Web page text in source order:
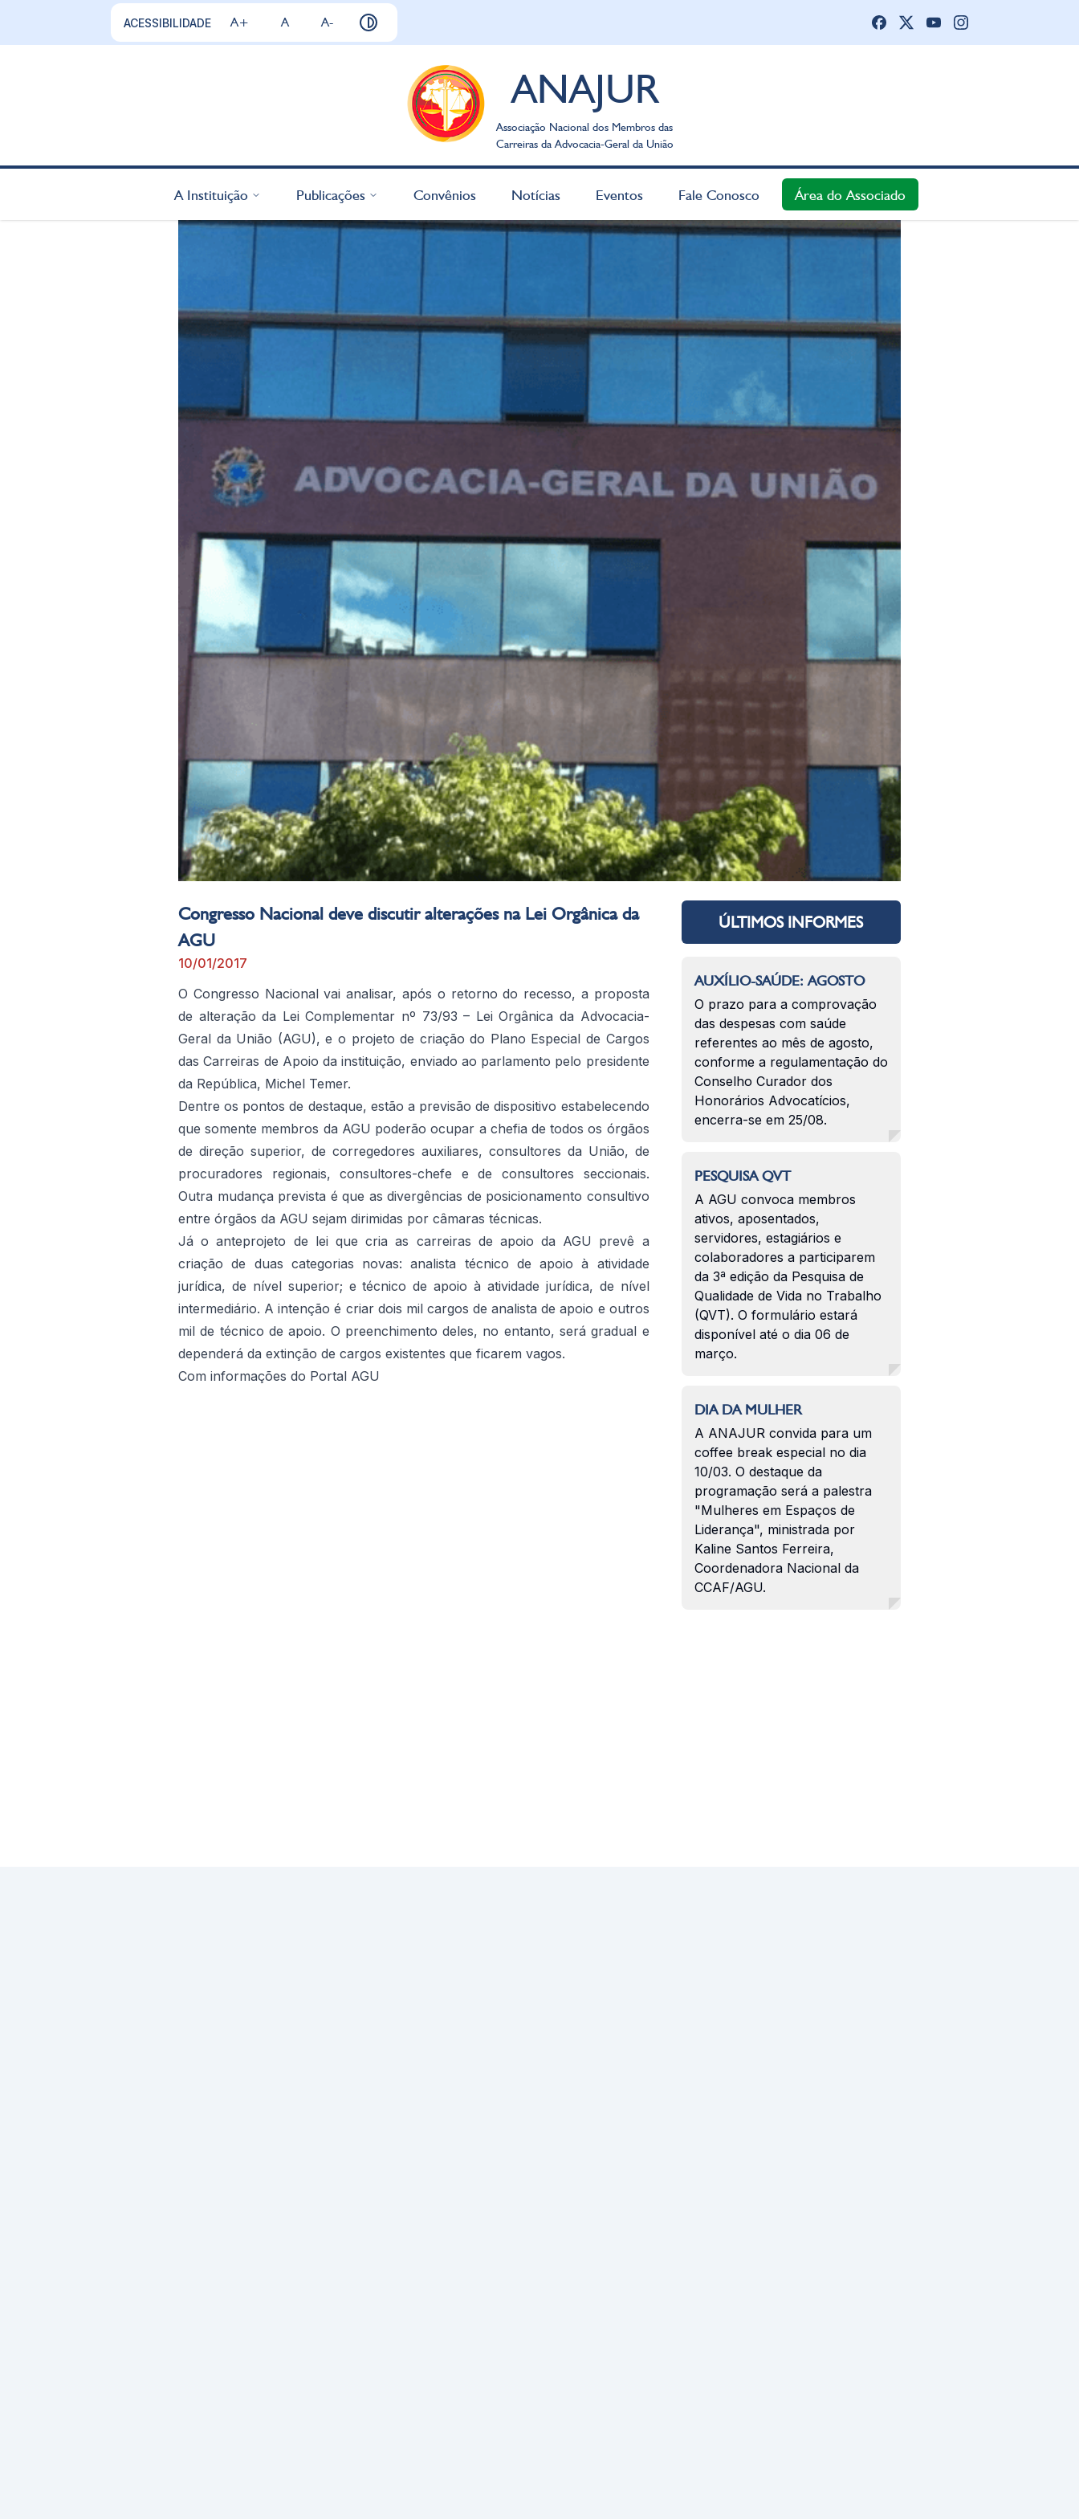
ACESSIBILIDADE A+ A A-
ANAJUR
Associação Nacional dos Membros das
Carreiras da Advocacia-Geral da União
A Instituição Publicações Convênios Notícias Eventos Fale Conosco Área do Associado
Congresso Nacional deve discutir alterações na Lei Orgânica da
AGU
10/01/2017
O Congresso Nacional vai analisar, após o retorno do recesso, a proposta
de alteração da Lei Complementar nº 73/93 – Lei Orgânica da Advocacia-
Geral da União (AGU), e o projeto de criação do Plano Especial de Cargos
das Carreiras de Apoio da instituição, enviado ao parlamento pelo presidente
da República, Michel Temer.
Dentre os pontos de destaque, estão a previsão de dispositivo estabelecendo
que somente membros da AGU poderão ocupar a chefia de todos os órgãos
de direção superior, de corregedores auxiliares, consultores da União, de
procuradores regionais, consultores-chefe e de consultores seccionais.
Outra mudança prevista é que as divergências de posicionamento consultivo
entre órgãos da AGU sejam dirimidas por câmaras técnicas.
Já o anteprojeto de lei que cria as carreiras de apoio da AGU prevê a
criação de duas categorias novas: analista técnico de apoio à atividade
jurídica, de nível superior; e técnico de apoio à atividade jurídica, de nível
intermediário. A intenção é criar dois mil cargos de analista de apoio e outros
mil de técnico de apoio. O preenchimento deles, no entanto, será gradual e
dependerá da extinção de cargos existentes que ficarem vagos.
Com informações do Portal AGU
ÚLTIMOS INFORMES
AUXÍLIO-SAÚDE: AGOSTO
O prazo para a comprovação
das despesas com saúde
referentes ao mês de agosto,
conforme a regulamentação do
Conselho Curador dos
Honorários Advocatícios,
encerra-se em 25/08.
PESQUISA QVT
A AGU convoca membros
ativos, aposentados,
servidores, estagiários e
colaboradores a participarem
da 3ª edição da Pesquisa de
Qualidade de Vida no Trabalho
(QVT). O formulário estará
disponível até o dia 06 de
março.
DIA DA MULHER
A ANAJUR convida para um
coffee break especial no dia
10/03. O destaque da
programação será a palestra
"Mulheres em Espaços de
Liderança", ministrada por
Kaline Santos Ferreira,
Coordenadora Nacional da
CCAF/AGU.